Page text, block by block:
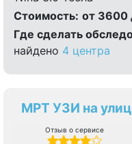
Стоимость: от 3600
Где сделать
найдено 4 центра
МРТ УЗИ на
Отзыв о сервисе